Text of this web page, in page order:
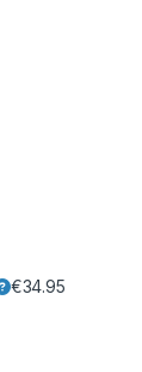
€34.95